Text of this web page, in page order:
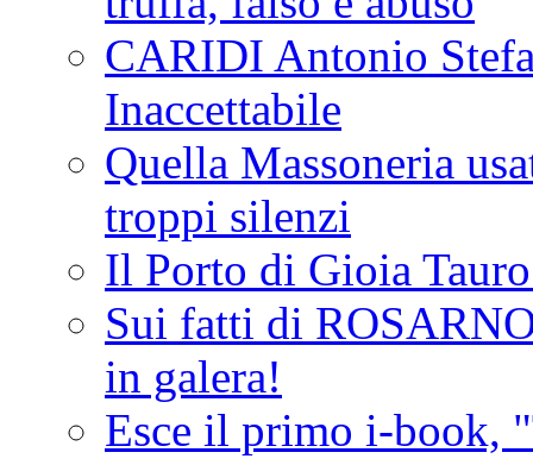
CARIDI Antonio
Inaccettabile
Quella Massoneria
troppi silenzi
Il Porto di Gioia
Sui fatti di
in galera!
Esce il primo i-book,